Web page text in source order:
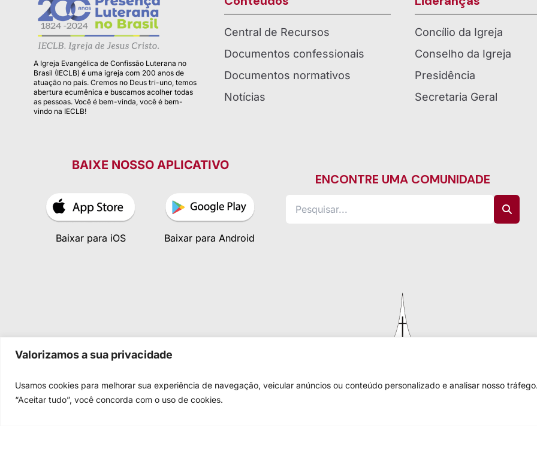
Valorizamos a sua privacidade
Usamos cookies para melhorar sua experiência de navegação, veicular anúncios ou conteúdo personalizado e analisar nosso
“Aceitar tudo”, você concorda com o uso de cookies.
A Igreja Evangélica de Confissão Luterana no
Brasil (IECLB) é uma igreja com 200 anos de
atuação no país. Cremos no Deus tri-uno, temos
abertura ecumênica e buscamos acolher todas
as pessoas. Você é bem-vinda, você é bem-
vindo na IECLB!
Central de Recursos
Documentos confessionais
Documentos normativos
Notícias
Concílio da Igreja
Conselho da Igreja
Presidência
Secretaria Geral
BAIXE NOSSO APLICATIVO
Baixar para iOS Baixar para Android
ENCONTRE UMA COMUNIDADE